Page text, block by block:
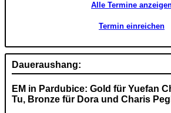
Alle Termine
Termin einreichen
Daueraushang:
EM in Pardubice: Gold für Yuefan
Tu, Bronze für Dora und Charis